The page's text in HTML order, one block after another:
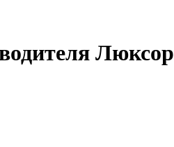
Люксор